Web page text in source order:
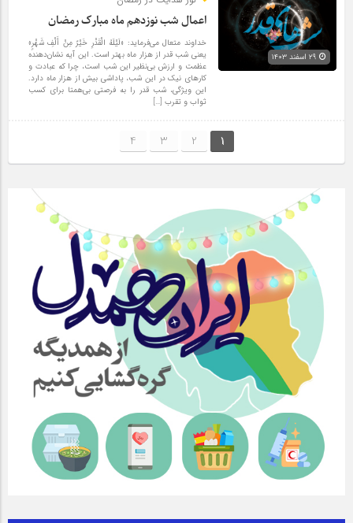
اعمال شب نوزدهم ماه مبارک رمضان
خداوند متعال می‌فرماید: «لَیْلَهُ الْقَدْرِ خَیْرٌ مِنْ أَلْفِ شَهْرٍ»
یعنی شب قدر از هزار ماه بهتر است. این آیه نشان‌دهنده
عظمت و ارزش بی‌نظیر این شب است، چرا که عبادت و
کارهای نیک در این شب، پاداشی بیش از هزار ماه دارد.
این ویژگی، شب قدر را به فرصتی بی‌همتا برای کسب
ثواب و تقرب […]
1
2
3
4